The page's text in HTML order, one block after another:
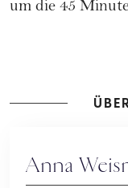
um die 45
Anna